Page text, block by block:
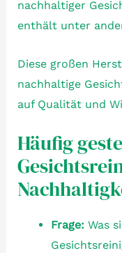
nachhaltiger
enthält unter
Diese großen
nachhaltige
auf Qualität und
Häufig
Frage: Was